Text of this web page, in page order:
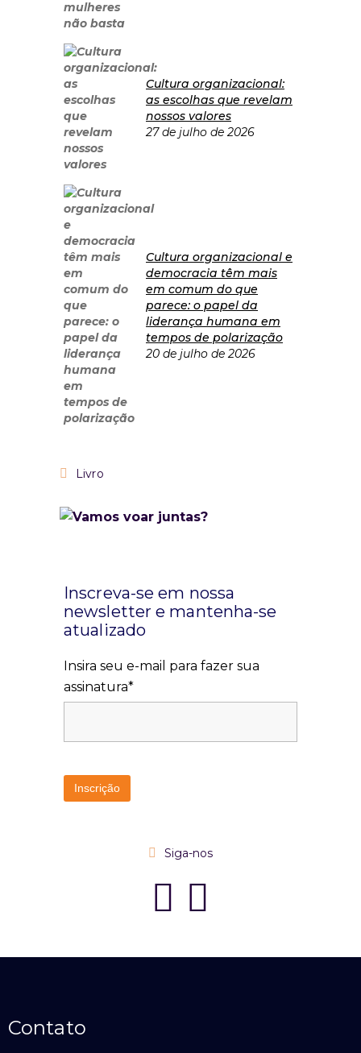
Cultura organizacional:
as escolhas que revelam
nossos valores
27 de julho de 2026
Cultura organizacional e
democracia têm mais
em comum do que
parece: o papel da
liderança humana em
tempos de polarização
20 de julho de 2026
Livro
Inscreva-se em nossa
newsletter e mantenha-se
atualizado
Insira seu e-mail para fazer sua
assinatura*
Siga-nos
Contato